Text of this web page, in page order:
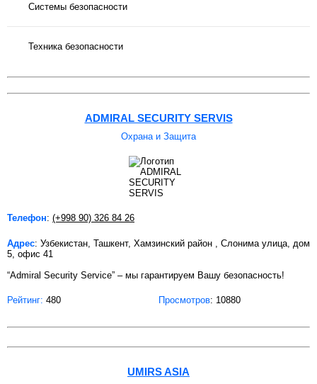
Системы безопасности
Техника безопасности
ADMIRAL SECURITY SERVIS
Охрана и Защита
Телефон: (+998 90) 326 84 26
Адрес: Узбекистан, Ташкент, Хамзинский район , Слонима улица, дом
5, офис 41
“Admiral Security Service” – мы гарантируем Вашу безопасность!
Рейтинг: 480 Просмотров: 10880
UMIRS ASIA